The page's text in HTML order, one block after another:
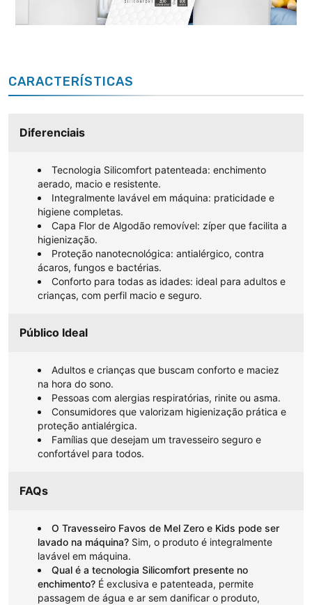
CARACTERÍSTICAS
Diferenciais
Tecnologia Silicomfort patenteada: enchimento
aerado, macio e resistente.
Integralmente lavável em máquina: praticidade e
higiene completas.
Capa Flor de Algodão removível: zíper que facilita a
higienização.
Proteção nanotecnológica: antialérgico, contra
ácaros, fungos e bactérias.
Conforto para todas as idades: ideal para adultos e
crianças, com perfil macio e seguro.
Público Ideal
Adultos e crianças que buscam conforto e maciez
na hora do sono.
Pessoas com alergias respiratórias, rinite ou asma.
Consumidores que valorizam higienização prática e
proteção antialérgica.
Famílias que desejam um travesseiro seguro e
confortável para todos.
FAQs
O Travesseiro Favos de Mel Zero e Kids pode ser
lavado na máquina? Sim, o produto é integralmente
lavável em máquina.
Qual é a tecnologia Silicomfort presente no
enchimento? É exclusiva e patenteada, permite
passagem de água e ar sem danificar o produto,